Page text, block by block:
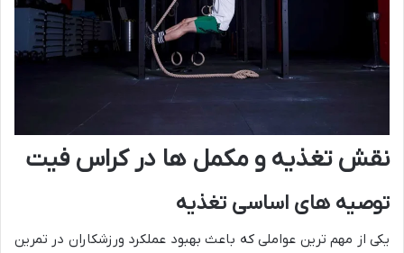
نقش تغذیه و مکمل ها در کراس فیت
توصیه های اساسی تغذیه
یکی از مهم ترین عواملی که باعث بهبود عملکرد ورزشکاران در تمرین